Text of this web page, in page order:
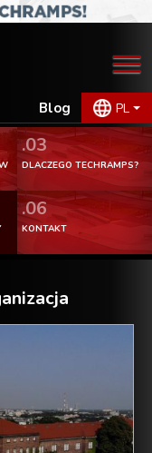
Blog PL
.03
DLACZEGO TECHRAMPS?
.06
KONTAKT